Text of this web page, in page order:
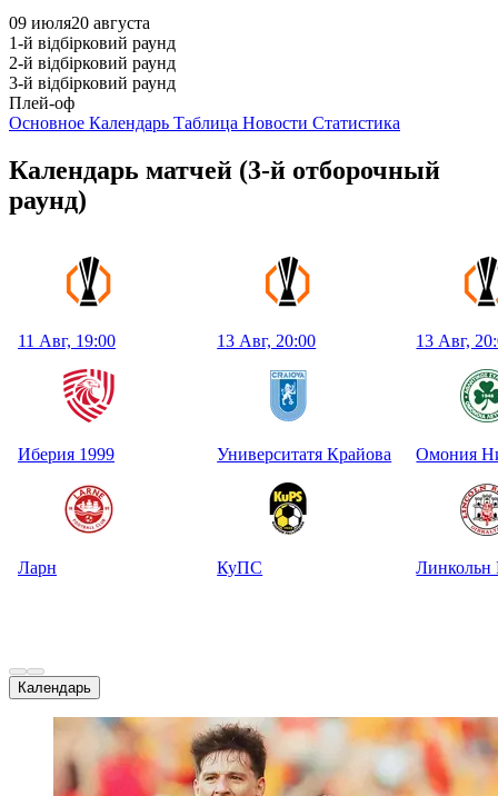
09 июля20 августа
1-й відбірковий раунд
2-й відбірковий раунд
3-й відбірковий раунд
Плей-оф
Основное Календарь Таблица Новости Статистика
Календарь матчей (3-й отборочный
раунд)
11 Авг, 19:00
Иберия 1999
Ларн
13 Авг, 20:00
Университатя Крайова
КуПС
13 Авг,
Омония
Линкольн
Календарь